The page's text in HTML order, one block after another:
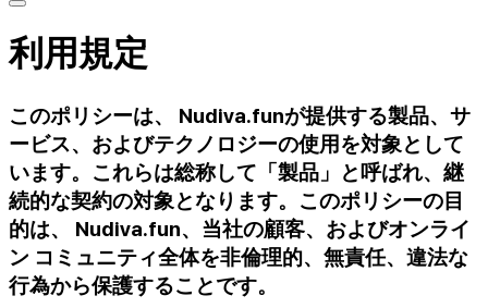
利用規定
このポリシーは、 Nudiva.funが提供する製品、サ
ービス、およびテクノロジーの使用を対象として
います。これらは総称して「製品」と呼ばれ、継
続的な契約の対象となります。このポリシーの目
的は、 Nudiva.fun、当社の顧客、およびオンライ
ン コミュニティ全体を非倫理的、無責任、違法な
行為から保護することです。